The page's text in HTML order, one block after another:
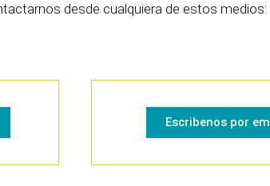
desde cualquiera de estos medios:
Escribenos por